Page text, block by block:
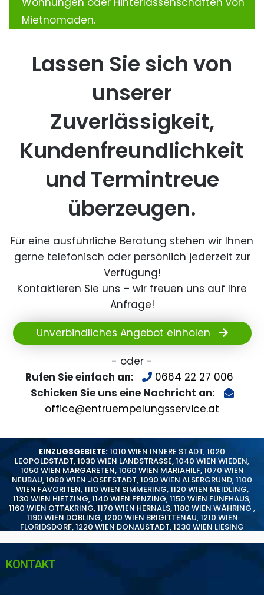
Mietnomaden.
Lassen Sie sich von
unserer
Zuverlässigkeit,
Kundenfreundlichkeit
und Termintreue
überzeugen.
Für eine ausführliche Beratung stehen wir Ihnen
gerne telefonisch oder persönlich jederzeit zur
Verfügung!
Kontaktieren Sie uns – wir freuen uns auf Ihre
Anfrage!
Unverbindliches Angebot einholen
- oder -
Rufen Sie einfach an:
0664 22 27 006
Schicken Sie uns eine Nachricht an:
office@entruempelungsservice.at
EINZUGSGEBIETE:1010 WIEN INNERE STADT,1020
LEOPOLDSTADT,1030 WIEN LANDSTRASSE,1040 WIEN WIEDEN,
1050 WIEN MARGARETEN,1060 WIEN MARIAHILF,1070 WIEN
NEUBAU,1080 WIEN JOSEFSTADT,1090 WIEN ALSERGRUND,1100
WIEN FAVORITEN,1110 WIEN SIMMERING,1120 WIEN MEIDLING,
1130 WIEN HIETZING,1140 WIEN PENZING,1150 WIEN FÜNFHAUS,
1160 WIEN OTTAKRING,1170 WIEN HERNALS,1180 WIEN WÄHRING ,
1190 WIEN DÖBLING,1200 WIEN BRIGITTENAU,1210 WIEN
FLORIDSDORF,1220 WIEN DONAUSTADT,1230 WIEN LIESING
KONTAKT